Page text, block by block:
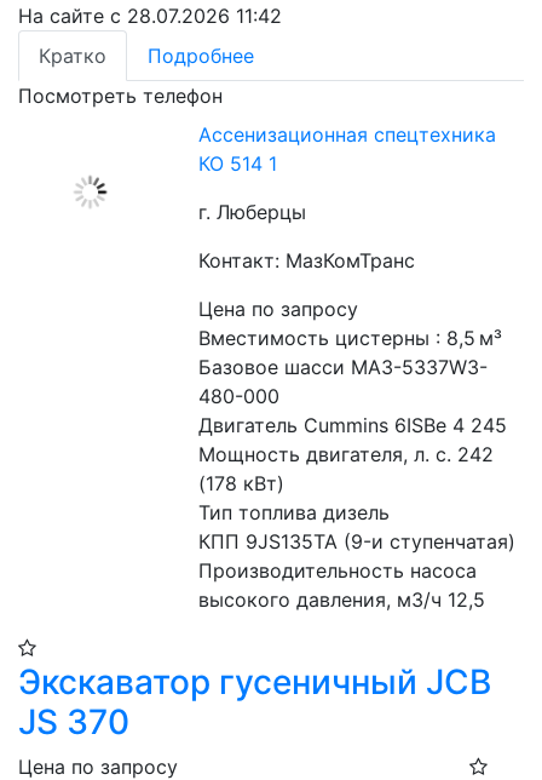
На сайте с 28.07.2026 11:42
Кратко
Подробнее
Посмотреть телефон
Ассенизационная спецтехника
КО 514 1
г. Люберцы
Контакт: МазКомТранс
Цена по запросу
Вместимость цистерны : 8,5 м³
Базовое шасси МАЗ-5337W3-
480-000
Двигатель Cummins 6ISВe 4 245
Мощность двигателя, л. с. 242
(178 кВт)
Тип топлива дизель
КПП 9JS135TA (9-и ступенчатая)
Производительность насоса
высокого давления, м3/ч 12,5
Экскаватор гусеничный JCB
JS 370
Цена по запросу